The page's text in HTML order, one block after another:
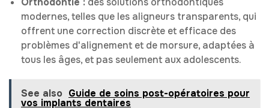
modernes, telles que les aligneurs transparents, qui
offrent une correction discrète et efficace des
problèmes d'alignement et de morsure, adaptées à
tous les âges, et pas seulement aux adolescents.
See also Guide de soins post-opératoires pour
vos implants dentaires